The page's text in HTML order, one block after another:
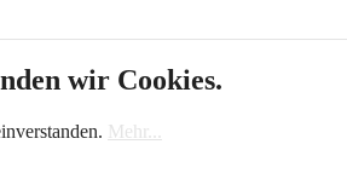
wir Cookies.
Mehr...